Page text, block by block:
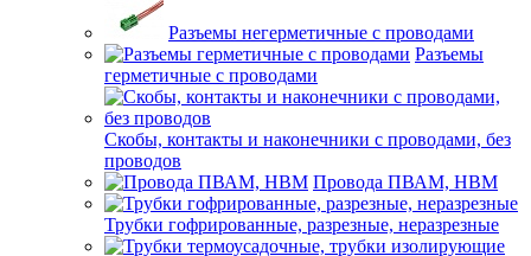
Разъемы негерметичные с проводами
Разъемы
герметичные с проводами
Скобы, контакты и наконечники с проводами, без
проводов
Провода ПВАМ, НВМ
Трубки гофрированные, разрезные, неразрезные